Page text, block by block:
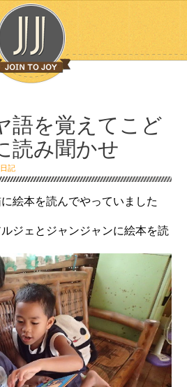
語を覚えてこど
読み聞かせ
記
絵本を読んでやっていました
ジェとジャンジャンに絵本を読